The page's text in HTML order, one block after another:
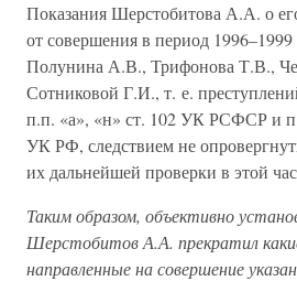
Показания Шерстобитова А.А. о
от совершения в период 1996–1999
Полунина А.В., Трифонова Т.В.,
Сотниковой Г.И., т. е.
п.п. «а», «н» ст. 102 УК РСФСР и
УК РФ, следствием не
их дальнейшей проверки в этой
Таким образом, объективно
Шерстобитов А.А. прекратил
направленные на совершение